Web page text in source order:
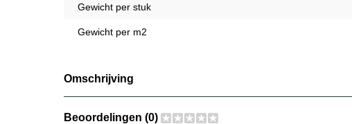
Gewicht per stuk
Gewicht per m2
Omschrijving
Beoordelingen (0)